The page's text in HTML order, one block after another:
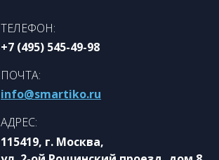
ТЕЛЕФОН:
+7 (495) 545-49-98
ПОЧТА:
info@smartiko.ru
АДРЕС:
115419, г. Москва,